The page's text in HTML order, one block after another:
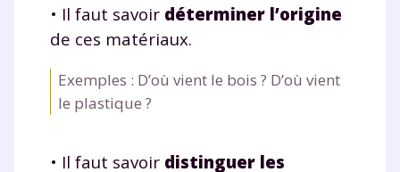
• Il faut savoir déterminer l’origine
de ces matériaux.
Exemples : D’où vient le bois ? D’où vient
le plastique ?
• Il faut savoir distinguer les
plateforme de soutien
scolaire !
Fiches de cours et vidéos
Un
espace dédié aux parents